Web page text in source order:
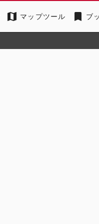
map マップツール bookmark ブ